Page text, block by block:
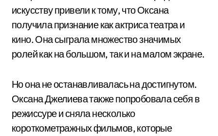
искусству привели к тому, что Оксана
получила признание как актриса театра и
кино. Она сыграла множество значимых
ролей как на большом, так и на малом экране.
Но она не останавливалась на достигнутом.
Оксана Джелиева также попробовала себя в
режиссуре и сняла несколько
короткометражных фильмов, которые